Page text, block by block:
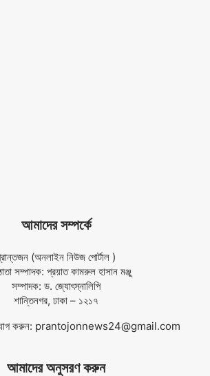
আমাদের সম্পর্কে
(অনলাইন নিউজ পোর্টাল )
সম্পাদক: প্রয়াত কামরুল হাসান মঞ্জু
সম্পাদক: ড. জ্যোৎস্নালিপি
শান্তিনগর, ঢাকা – ১২১৭
করুন: prantojonnews24@gmail.com
আমাদের অনুসরণ করুন